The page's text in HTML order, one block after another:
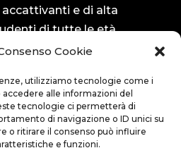
Cookie
utilizziamo tecnologie come i
alle informazioni del
tecnologie ci permetterà di
di navigazione o ID unici su
o ritirare il consenso può influire
e funzioni.
e di alta
di tutte le età.